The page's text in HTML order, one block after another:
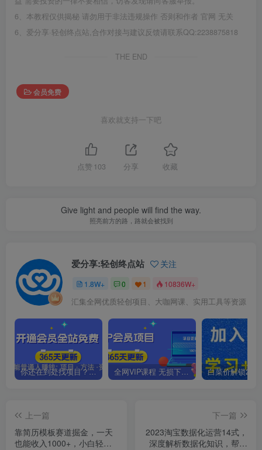
6、本教程仅供揭秘 请勿用于非法违规操作 否则和作者 官网 无关
6、爱分享·轻创终点站,合作对接与建议反馈请联系QQ:2238875818
THE END
会员免费
喜欢就支持一下吧
点赞 103 分享 收藏
Give light and people will find the way.
照亮前方的路，路就会被找到
爱分享:轻创终点站 关注
1.8W+ 0 1 10836W+
汇集全网优质轻创项目、大咖网课、实用工具等资源
你还在到处找项目？还在当韭菜？我靠卖项目一个月收入5万+，曾经我也是个失败者。 全网VIP课程 无损下载~.~
上一篇
靠简历模板赛道掘金，一天
也能收入1000+，小白轻松
下一篇
2023淘宝数据化运营14式，
深度解析数据化知识，帮你